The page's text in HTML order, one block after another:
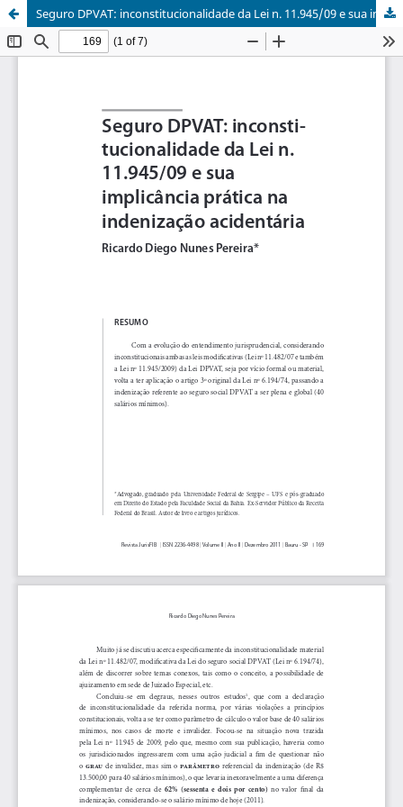
Seguro DPVAT: inconstitucionalidade da Lei n. 11.945/09 e sua implicância prática na indenização acidentária